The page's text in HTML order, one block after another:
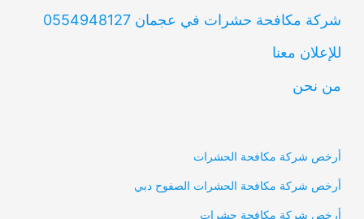
شركة مكافحة حشرات في عجمان 0554948127
للإعلان معنا
من نحن
أرخص شركة مكافحة الحشرات
أرخص شركة مكافحة الحشرات الصفوح دبي
أرخص شركة مكافحة حشرات